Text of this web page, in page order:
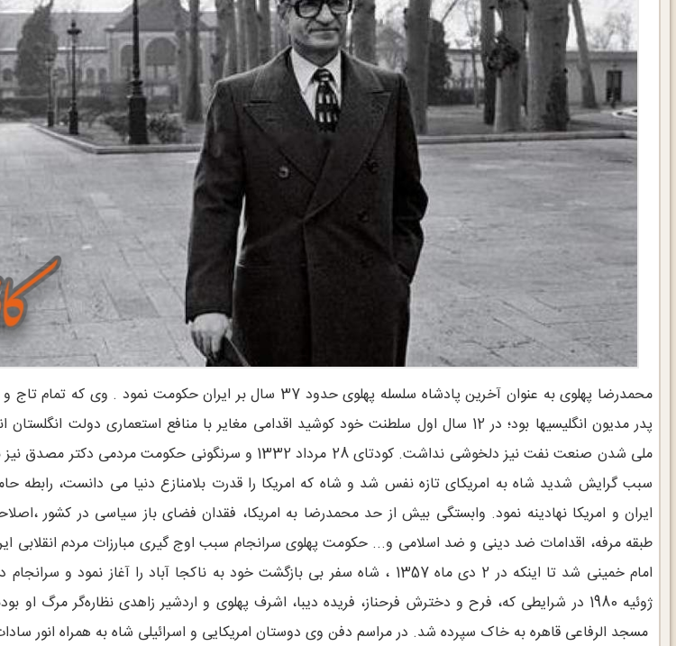
محمدرضا پهلوی به عنوان آخرین پادشاه سلسله پهلوی حدود 37 سال بر ایران حکومت
پدر مدیون انگلیسیها بود؛ در 12 سال اول سلطنت خود کوشید اقدامی مغایر با منافع استعماری دولت
ملی شدن صنعت نفت نیز دلخوشی نداشت. کودتای 28 مرداد 1332 و سرنگونی حکومت
سبب گرایش شدید شاه به امریکای تازه نفس شد و شاه که امریکا را قدرت بلامنازع دنیا می دانست، رابطه
ایران و امریکا نهادینه نمود. وابستگی بیش از حد محمدرضا به امریکا، فقدان فضای باز سیاسی در کشور
طبقه مرفه، اقدامات ضد دینی و ضد اسلامی و... حکومت پهلوی سرانجام سبب اوج گیری مبارزات مردم انقلابی
ژوئیه 1980 در شرایطی که، فرح و دخترش فرحناز، فریده دیبا، اشرف پهلوی و اردشیر زاهدی نظاره‌گر مرگ او
مسجد الرفاعی قاهره به خاک سپرده شد. در مراسم دفن وی دوستان امریکایی و اسرائیلی شاه به همراه انور